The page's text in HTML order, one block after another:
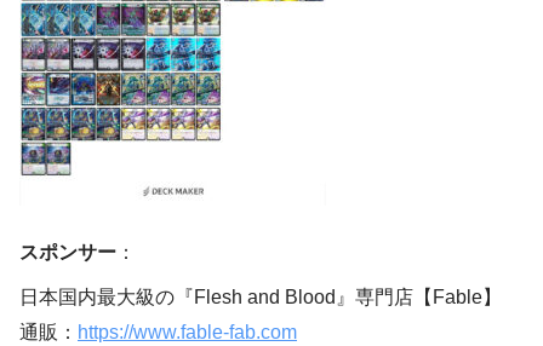
スポンサー ：
日本国内最大級の『Flesh and Blood』専門店【Fable】
通販： https://www.fable-fab.com